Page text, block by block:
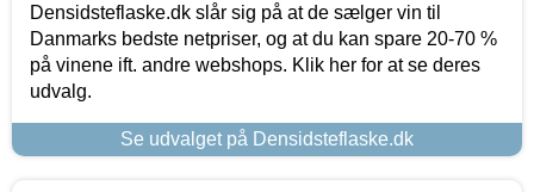
Densidsteflaske.dk slår sig på at de sælger vin til
Danmarks bedste netpriser, og at du kan spare 20-70 %
på vinene ift. andre webshops. Klik her for at se deres
udvalg.
Se udvalget på Densidsteflaske.dk